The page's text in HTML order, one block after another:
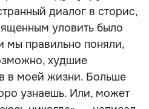
диалог в сторис,
уловить было
мы правильно поняли,
худшие
в моей жизни. Больше
узнаешь. Или, может